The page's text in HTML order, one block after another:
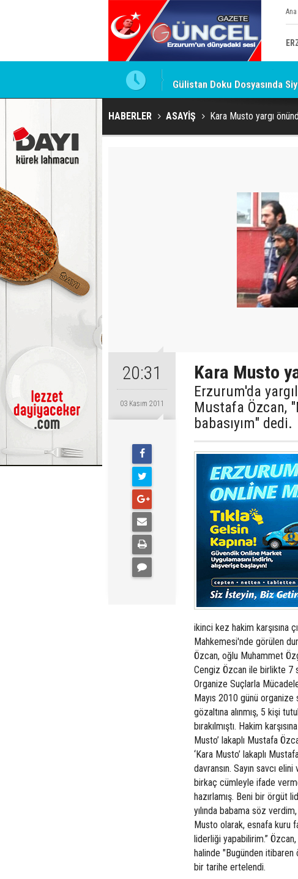
Ana
Gülistan Doku Dosyasında
HABERLER ASAYİŞ Kara Musto yargı
20:31
03 Kasım 2011
Kara Musto
Erzurum'da
Mustafa Özcan,
babasıyım" dedi.
ikinci kez hakim karşısına
Mahkemesi'nde görülen
Özcan, oğlu Muhammet
Cengiz Özcan ile birlikte 7
Organize Suçlarla
Mayıs 2010 günü
gözaltına alınmış, 5 kişi
bırakılmıştı. Hakim
Musto’ lakaplı Mustafa
‘Kara Musto’ lakaplı
davransın. Sayın savcı
birkaç cümleyle ifade
hazırlamış. Beni bir örgüt
yılında babama söz
Musto olarak, esnafa kuru
liderliği yapabilirim.”
halinde "Bugünden itibaren
bir tarihe ertelendi.